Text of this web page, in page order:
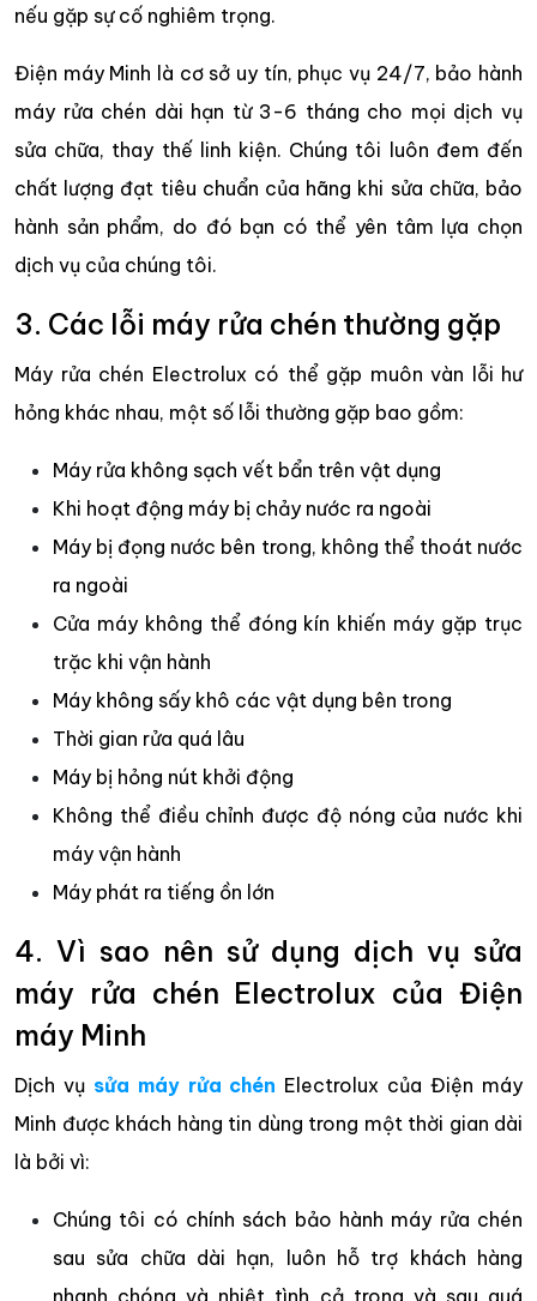
nếu gặp sự cố nghiêm trọng.
Điện máy Minh là cơ sở uy tín, phục vụ 24/7, bảo hành
máy rửa chén dài hạn từ 3-6 tháng cho mọi dịch vụ
sửa chữa, thay thế linh kiện. Chúng tôi luôn đem đến
chất lượng đạt tiêu chuẩn của hãng khi sửa chữa, bảo
hành sản phẩm, do đó bạn có thể yên tâm lựa chọn
dịch vụ của chúng tôi.
3. Các lỗi máy rửa chén thường gặp
Máy rửa chén Electrolux có thể gặp muôn vàn lỗi hư
hỏng khác nhau, một số lỗi thường gặp bao gồm:
Máy rửa không sạch vết bẩn trên vật dụng
Khi hoạt động máy bị chảy nước ra ngoài
Máy bị đọng nước bên trong, không thể thoát nước
ra ngoài
Cửa máy không thể đóng kín khiến máy gặp trục
trặc khi vận hành
Máy không sấy khô các vật dụng bên trong
Thời gian rửa quá lâu
Máy bị hỏng nút khởi động
Không thể điều chỉnh được độ nóng của nước khi
máy vận hành
Máy phát ra tiếng ồn lớn
4. Vì sao nên sử dụng dịch vụ sửa
máy rửa chén Electrolux của Điện
máy Minh
Dịch vụ sửa máy rửa chén Electrolux của Điện máy
Minh được khách hàng tin dùng trong một thời gian dài
là bởi vì:
Chúng tôi có chính sách bảo hành máy rửa chén
sau sửa chữa dài hạn, luôn hỗ trợ khách hàng
nhanh chóng và nhiệt tình cả trong và sau quá